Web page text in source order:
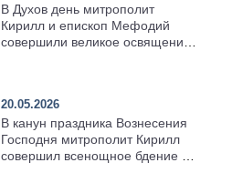
В Духов день митрополит
Кирилл и епископ Мефодий
совершили великое освящение
20.05.2026
В канун праздника Вознесения
Господня митрополит Кирилл
совершил всенощное бдение в